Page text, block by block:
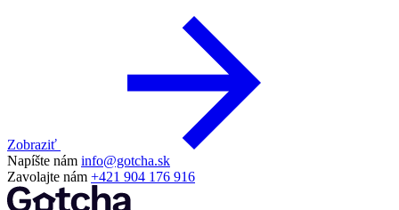
Zobraziť
Napíšte nám info@gotcha.sk
Zavolajte nám +421 904 176 916